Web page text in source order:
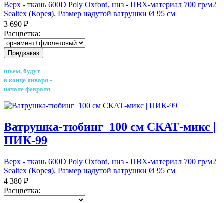
Верх - ткань 600D Poly Oxford, низ - ПВХ-материал 700 гр/м2
Sealtex (Корея). Размер надутой ватрушки Ø 95 см
3 690 ₽
Расцветка:
Предзаказ
шьем, будут
в конце января -
начале февраля
Ватрушка-тюбинг_100 см СКАТ-микс |
ПИК-99
Верх - ткань 600D Poly Oxford, низ - ПВХ-материал 700 гр/м2
Sealtex (Корея). Размер надутой ватрушки Ø 95 см
4 380 ₽
Расцветка: